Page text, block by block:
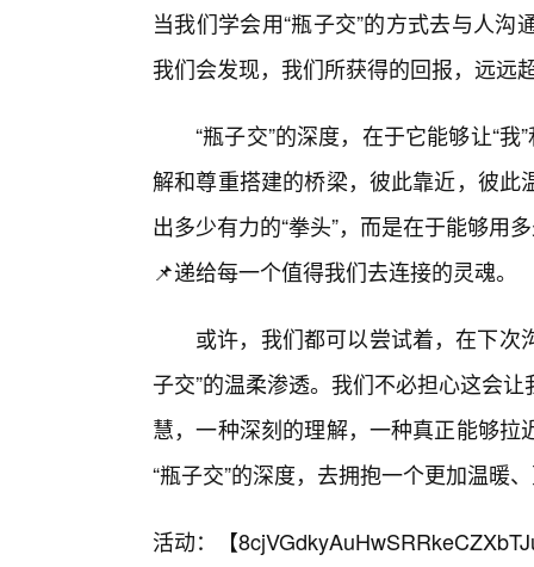
当我们学会用“瓶子交”的方式去与人
我们会发现，我们所获得的回报，远远
“瓶子交”的深度，在于它能够让“
解和尊重搭建的桥梁，彼此靠近，彼
出多少有力的“拳头”，而是在于能够用
📌递给每一个值得我们去连接的灵魂。
或许，我们都可以尝试着，在下次
子交”的温柔渗透。我们不必担心这会
慧，一种深刻的理解，一种真正能够
“瓶子交”的深度，去拥抱一个更加温暖
活动：【